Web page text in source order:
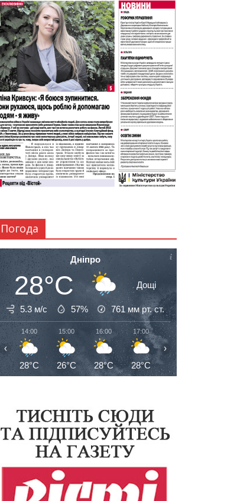
Погода
Дніпро
28°C Дощі
5.3 м/с 57% 761 мм рт. ст.
14:00
28°C
15:00
26°C
16:00
28°C
17:00
28°C
18:00
28°C
‹ ›